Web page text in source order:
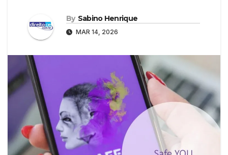
By Sabino Henrique
MAR 14, 2026